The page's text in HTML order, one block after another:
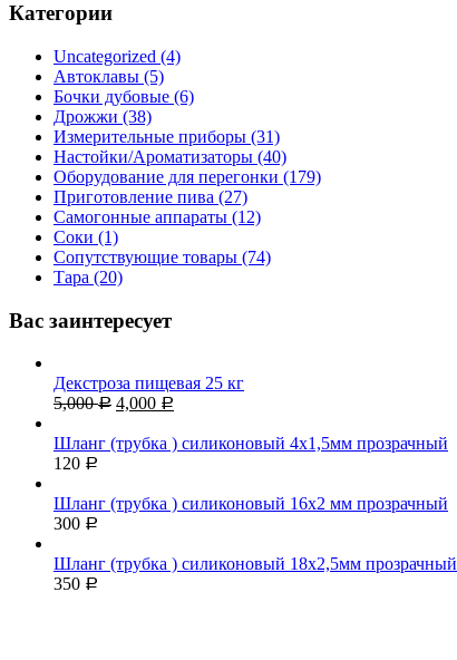
Категории
Uncategorized (4)
Автоклавы (5)
Бочки дубовые (6)
Дрожжи (38)
Измерительные приборы (31)
Настойки/Ароматизаторы (40)
Оборудование для перегонки (179)
Приготовление пива (27)
Самогонные аппараты (12)
Соки (1)
Сопутствующие товары (74)
Тара (20)
Вас заинтересует
Декстроза пищевая 25 кг
5,000Р 4,000 Р
Шланг (трубка ) силиконовый 4х1,5мм прозрачный
120 Р
Шланг (трубка ) силиконовый 16х2 мм прозрачный
300 Р
Шланг (трубка ) силиконовый 18х2,5мм прозрачный
350 Р